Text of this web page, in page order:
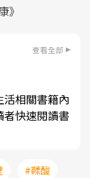
》
查看全部
相關書籍內
者快速閱讀書
#鞣酸